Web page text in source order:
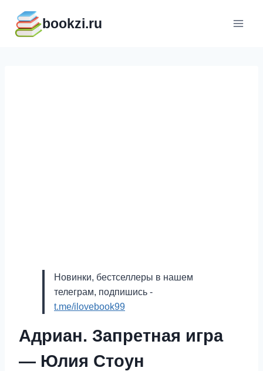
содержимому
bookzi.ru
Новинки, бестселлеры в нашем
телеграм, подпишись -
t.me/ilovebook99
Адриан. Запретная игра
— Юлия Стоун